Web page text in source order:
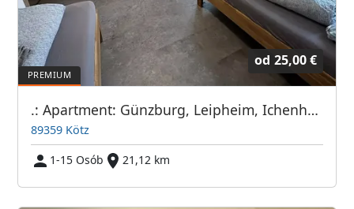
od 25,00 €
.: Apartment: Günzburg, Leipheim, Ichenhausen, Burgau :.
89359 Kötz
1-15 Osób
21,12 km